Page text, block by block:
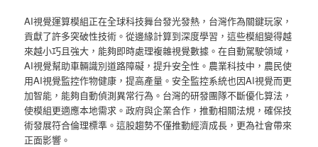
AI視覺運算模組正在全球科技舞台發光發熱，台灣作為關鍵玩家，
貢獻了許多突破性技術。從邊緣計算到深度學習，這些模組變得越
來越小巧且強大，能夠即時處理複雜視覺數據。在自動駕駛領域，
AI視覺幫助車輛識別道路障礙，提升安全性。農業科技中，農民使
用AI視覺監控作物健康，提高產量。安全監控系統也因AI視覺而更
加智能，能夠自動偵測異常行為。台灣的研發團隊不斷優化算法，
使模組更適應本地需求。政府與企業合作，推動相關法規，確保技
術發展符合倫理標準。這股趨勢不僅推動經濟成長，更為社會帶來
正面影響。